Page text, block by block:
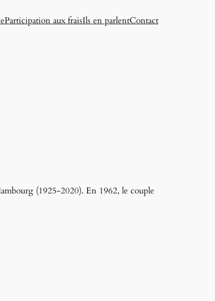
Participation aux fraisIls en parlentContact
(1925-2020). En 1962, le couple